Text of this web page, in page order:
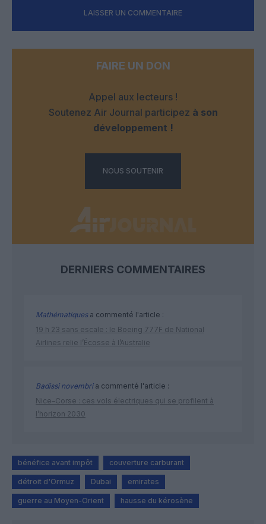
LAISSER UN COMMENTAIRE
FAIRE UN DON
Appel aux lecteurs !
Soutenez Air Journal participez à son
développement !
NOUS SOUTENIR
DERNIERS COMMENTAIRES
Mathématiquesa commenté l'article :
19 h 23 sans escale : le Boeing 777F de National
Airlines relie l’Écosse à l’Australie
Badissi novembria commenté l'article :
Nice–Corse : ces vols électriques qui se profilent à
l’horizon 2030
bénéfice avant impôt couverture carburant
détroit d'Ormuz Dubai emirates
guerre au Moyen-Orient hausse du kérosène